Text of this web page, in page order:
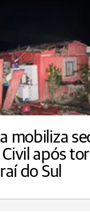
mobiliza
Civil após
do Sul